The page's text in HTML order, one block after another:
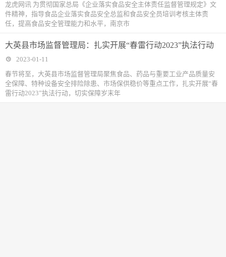
龙虎网讯 为贯彻国家总局《企业落实食品安全主体责任监督管理规定》文
件精神，指导食品企业落实食品安全总监和食品安全员培训考核主体责
任，提高食品安全管理能力和水平，南京市
大英县市场监督管理局：扎实开展“春雷行动2023”执法行动
2023-01-11
春节将至，大英县市场监督管理局聚焦食品、药品与重要工业产品质量安
全保障、特种设备安全排险除患、市场保供稳价等重点工作，扎实开展“春
雷行动2023”执法行动，切实保障岁末年